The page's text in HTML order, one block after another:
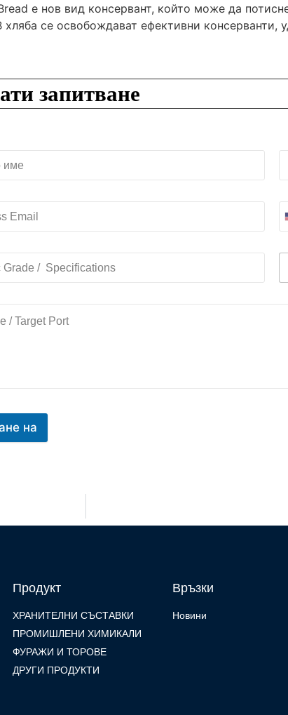
е нов вид консервант, който може да
хляба се освобождават ефективни консерванти,
запитване
на
Продукт
ХРАНИТЕЛНИ СЪСТАВКИ
ПРОМИШЛЕНИ ХИМИКАЛИ
ФУРАЖИ И ТОРОВЕ
ДРУГИ ПРОДУКТИ
Връзки
Новини